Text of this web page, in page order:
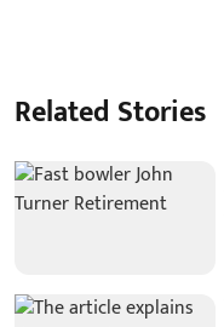
Related Stories